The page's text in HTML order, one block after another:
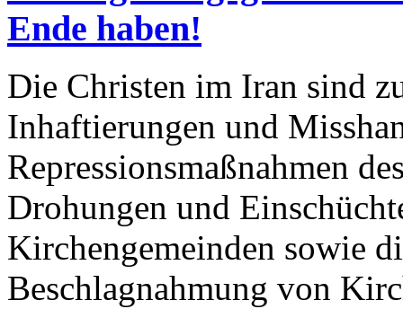
Ende haben!
Die Christen im Iran sind
Inhaftierungen und
Repressionsmaßnahmen
Drohungen und
Kirchengemeinden sowie
Beschlagnahmung von